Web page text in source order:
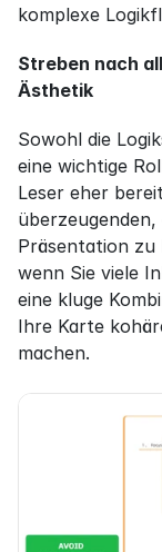
komplexe
Streben nach
Ästhetik
Sowohl die
eine wichtige
Leser eher
Präsentation zu
wenn Sie viele
eine kluge
Ihre Karte
machen.